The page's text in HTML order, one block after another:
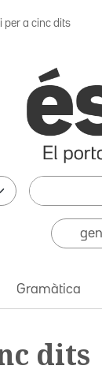
per a cinc dits
Gramàtica
dits